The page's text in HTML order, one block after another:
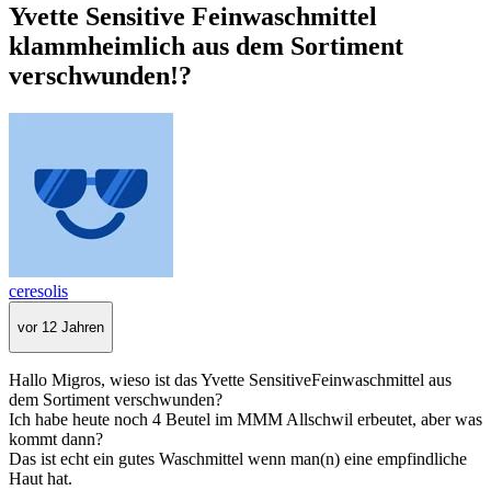
Yvette Sensitive Feinwaschmittel
klammheimlich aus dem Sortiment
verschwunden!?
ceresolis
vor 12 Jahren
Hallo Migros, wieso ist das Yvette SensitiveFeinwaschmittel aus
dem Sortiment verschwunden?
Ich habe heute noch 4 Beutel im MMM Allschwil erbeutet, aber was
kommt dann?
Das ist echt ein gutes Waschmittel wenn man(n) eine empfindliche
Haut hat.